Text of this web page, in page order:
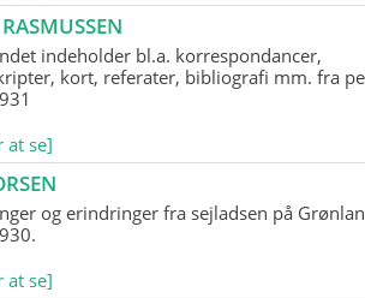
indeholder bl.a. korrespondancer,
kort, referater, bibliografi mm. fra
at se]
og erindringer fra sejladsen på
at se]